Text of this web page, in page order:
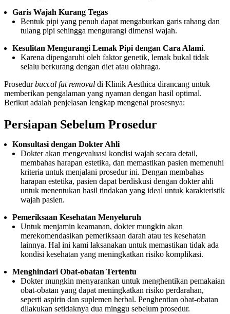
Garis Wajah Kurang Tegas
Bentuk pipi yang penuh dapat mengaburkan garis rahang dan
tulang pipi sehingga mengurangi dimensi wajah.
Kesulitan Mengurangi Lemak Pipi dengan Cara Alami.
Karena dipengaruhi oleh faktor genetik, lemak bukal tidak
selalu berkurang dengan diet atau olahraga.
Prosedurbuccal fat removal di Klinik Aesthica dirancang untuk
memberikan pengalaman yang nyaman dengan hasil optimal.
Berikut adalah penjelasan lengkap mengenai prosesnya:
Persiapan Sebelum Prosedur
Konsultasi dengan Dokter Ahli
Dokter akan mengevaluasi kondisi wajah secara detail,
membahas harapan estetika, dan memastikan pasien memenuhi
kriteria untuk menjalani prosedur ini. Dengan membahas
harapan estetika, pasien dapat berdiskusi dengan dokter ahli
untuk menentukan hasil tindakan yang ideal untuk karakteristik
wajah pasien.
Pemeriksaan Kesehatan Menyeluruh
Untuk menjamin keamanan, dokter mungkin akan
merekomendasikan pemeriksaan darah atau tes kesehatan
lainnya. Hal ini kami laksanakan untuk memastikan tidak ada
kondisi kesehatan yang meningkatkan risiko komplikasi.
Menghindari Obat-obatan Tertentu
Dokter mungkin menyarankan untuk menghentikan pemakaian
obat-obatan yang dapat meningkatkan risiko perdarahan,
seperti aspirin dan suplemen herbal. Penghentian obat-obatan
dilakukan setidaknya dua minggu sebelum prosedur.